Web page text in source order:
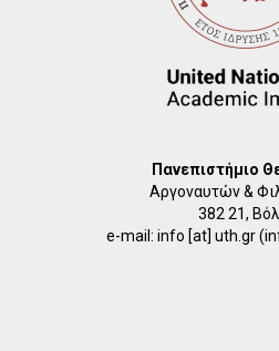
Πανεπιστήμιο
Αργοναυτών &
382 21,
e-mail: info [at] uth.gr